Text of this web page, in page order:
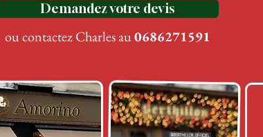
Demandez votre devis
ou contactez Charles au0686271591